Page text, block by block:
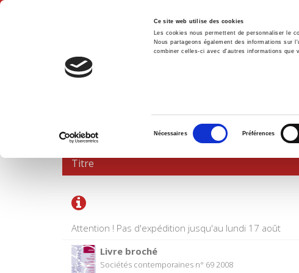
Ce site web utilise des cookies
Les cookies nous permettent de personnaliser le
Nous partageons également des informations
combiner celles-ci avec d'autres informations
consentement
Nécessaires Préférences
Accueil
PANIER D'ACHATS
Attention ! Pas d'expédition jusqu'au lundi 17 août
Titre
Livre broché
Sociétés contemporaines n° 69 2008